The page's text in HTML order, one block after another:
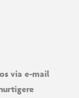
via e-mail